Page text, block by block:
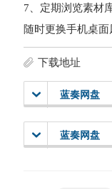
7、定期浏览素材
随时更换手机桌面
下载地址
蓝奏网盘
蓝奏网盘